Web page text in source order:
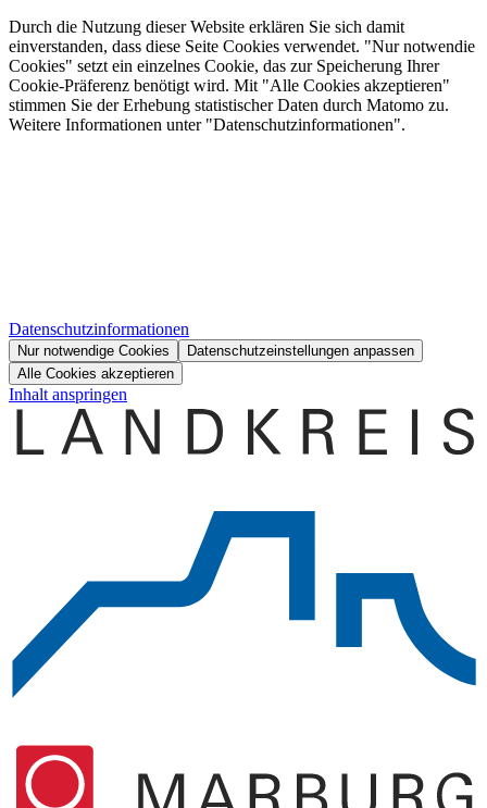
Durch die Nutzung dieser Website erklären Sie sich damit
einverstanden, dass diese Seite Cookies verwendet. "Nur notwendie
Cookies" setzt ein einzelnes Cookie, das zur Speicherung Ihrer
Cookie-Präferenz benötigt wird. Mit "Alle Cookies akzeptieren"
stimmen Sie der Erhebung statistischer Daten durch Matomo zu.
Weitere Informationen unter "Datenschutzinformationen".
Datenschutzinformationen
Nur notwendige Cookies
Datenschutzeinstellungen anpassen
Alle Cookies akzeptieren
Inhalt anspringen